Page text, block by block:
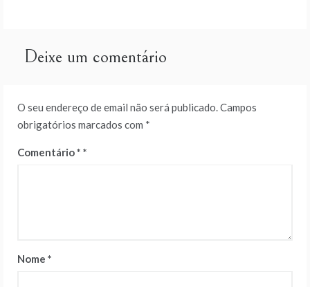
artigos
Deixe um comentário
O seu endereço de email não será publicado.Campos
obrigatórios marcados com *
Comentário*
Nome *